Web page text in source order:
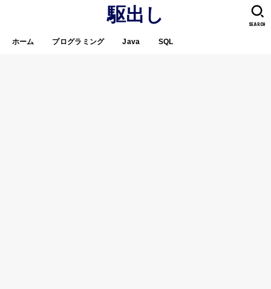
駆出し
ホーム プログラミング Java SQL
SEARCH